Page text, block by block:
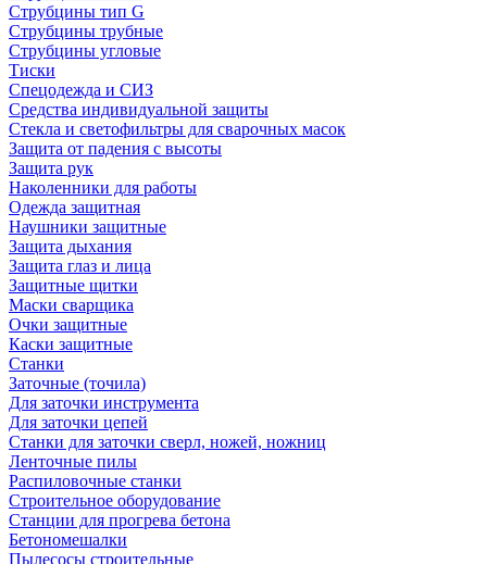
Струбцины тип G
Струбцины трубные
Струбцины угловые
Тиски
Спецодежда и СИЗ
Средства индивидуальной защиты
Стекла и светофильтры для сварочных масок
Защита от падения с высоты
Защита рук
Наколенники для работы
Одежда защитная
Наушники защитные
Защита дыхания
Защита глаз и лица
Защитные щитки
Маски сварщика
Очки защитные
Каски защитные
Станки
Заточные (точила)
Для заточки инструмента
Для заточки цепей
Станки для заточки сверл, ножей, ножниц
Ленточные пилы
Распиловочные станки
Строительное оборудование
Станции для прогрева бетона
Бетономешалки
Пылесосы строительные